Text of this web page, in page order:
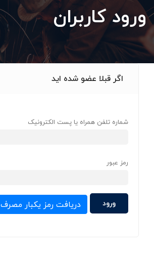
ورود کاربران
اگر قبلا عضو شده اید
شماره تلفن همراه یا پست الکترونیک
رمز عبور
دریافت رمز یکبار مصرف